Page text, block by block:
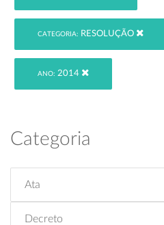
CATEGORIA: RESOLUÇÃO
ANO: 2014
Categoria
Ata
Decreto